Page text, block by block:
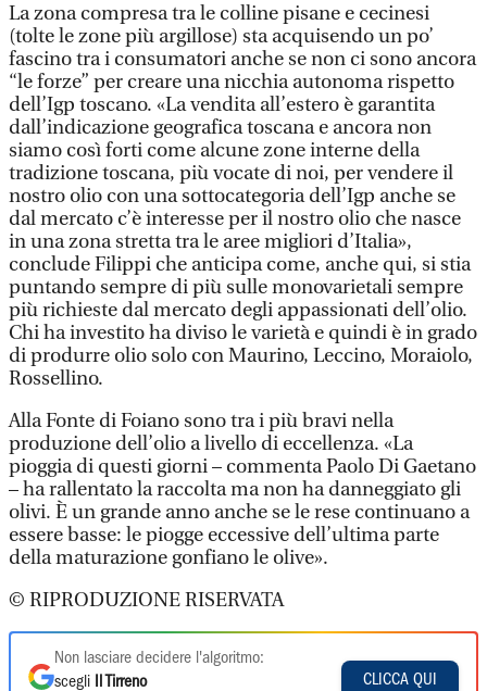
La zona compresa tra le colline pisane e cecinesi
(tolte le zone più argillose) sta acquisendo un po’
fascino tra i consumatori anche se non ci sono ancora
“le forze” per creare una nicchia autonoma rispetto
dell’Igp toscano. «La vendita all’estero è garantita
dall’indicazione geografica toscana e ancora non
siamo così forti come alcune zone interne della
tradizione toscana, più vocate di noi, per vendere il
nostro olio con una sottocategoria dell’Igp anche se
dal mercato c’è interesse per il nostro olio che nasce
in una zona stretta tra le aree migliori d’Italia»,
conclude Filippi che anticipa come, anche qui, si stia
puntando sempre di più sulle monovarietali sempre
più richieste dal mercato degli appassionati dell’olio.
Chi ha investito ha diviso le varietà e quindi è in grado
di produrre olio solo con Maurino, Leccino, Moraiolo,
Rossellino.
Alla Fonte di Foiano sono tra i più bravi nella
produzione dell’olio a livello di eccellenza. «La
pioggia di questi giorni – commenta Paolo Di Gaetano
– ha rallentato la raccolta ma non ha danneggiato gli
olivi. È un grande anno anche se le rese continuano a
essere basse: le piogge eccessive dell’ultima parte
della maturazione gonfiano le olive».
© RIPRODUZIONE RISERVATA
Non lasciare decidere l'algoritmo:
scegli
Il Tirreno
CLICCA QUI